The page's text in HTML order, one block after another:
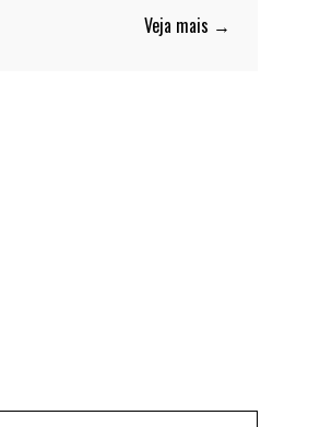
Veja mais →